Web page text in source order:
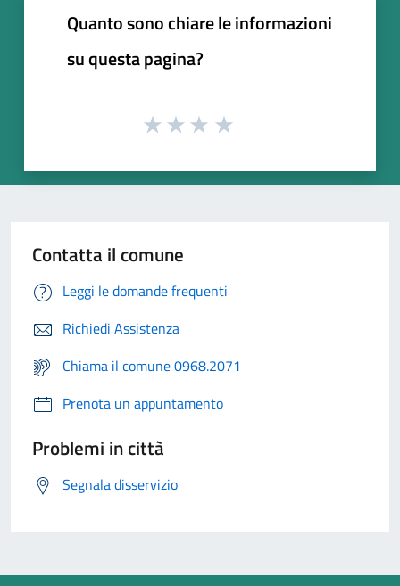
Quanto sono chiare le informazioni
su questa pagina?
Contatta il comune
Leggi le domande frequenti
Richiedi Assistenza
Chiama il comune 0968.2071
Prenota un appuntamento
Problemi in città
Segnala disservizio